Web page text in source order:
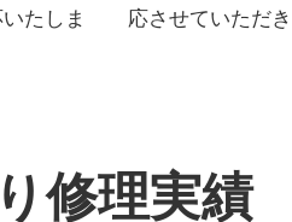
たしま
応させていただき
修理実績